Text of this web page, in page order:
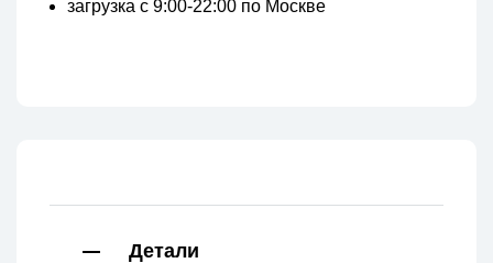
загрузка с 9:00-22:00 по Москве
Детали